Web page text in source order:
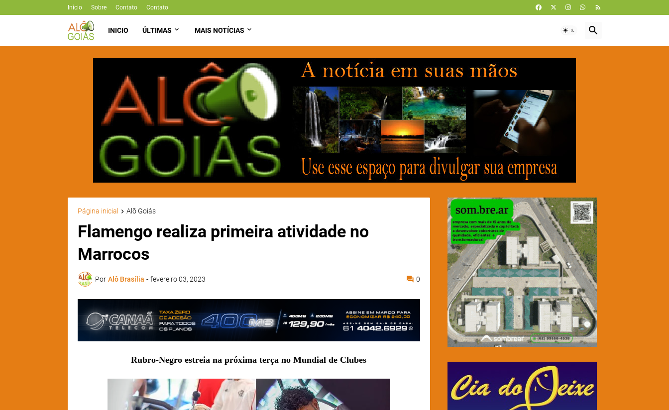
Início Sobre Contato Contato
INICIO ÚLTIMAS MAIS NOTÍCIAS
Página inicial Alô Goiás
Flamengo realiza primeira atividade no
Marrocos
Por Alô Brasília - fevereiro 03, 2023 0
Rubro-Negro estreia na próxima terça no Mundial de Clubes